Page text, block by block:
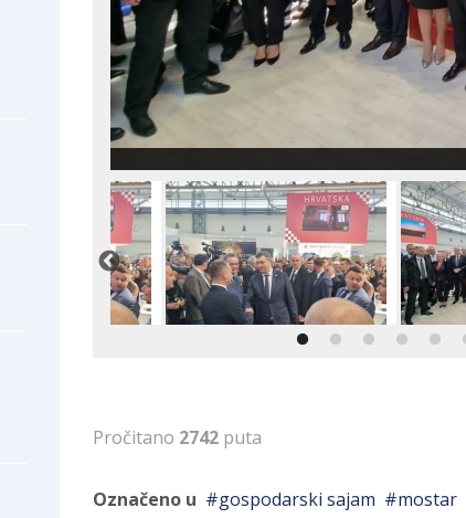
Pročitano 2742 puta
Označeno u gospodarski sajam mostar